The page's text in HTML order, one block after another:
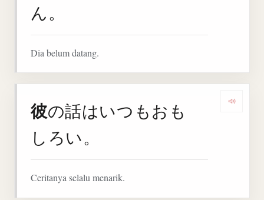
ん。
Dia belum datang.
彼の話はいつもおも
しろい。
Ceritanya selalu menarik.